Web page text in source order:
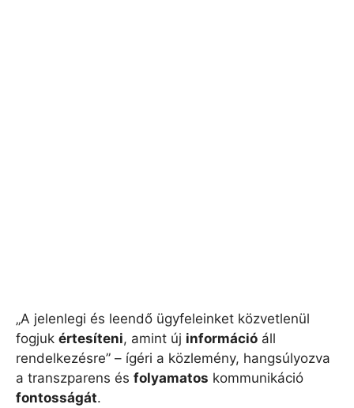
„A jelenlegi és leendő ügyfeleinket közvetlenül
fogjuk értesíteni, amint új információ áll
rendelkezésre” – ígéri a közlemény, hangsúlyozva
a transzparens és folyamatos kommunikáció
fontosságát.